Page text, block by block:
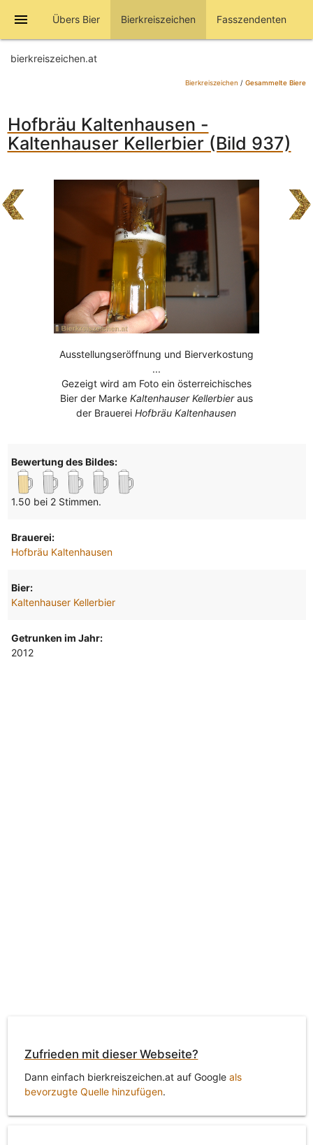
menu Übers Bier Bierkreiszeichen Fasszendenten
bierkreiszeichen.at
Bierkreiszeichen / Gesammelte Biere
Hofbräu Kaltenhausen -
Kaltenhauser Kellerbier (Bild 937)
Ausstellungseröffnung und Bierverkostung
...
Gezeigt wird am Foto ein österreichisches
Bier der Marke Kaltenhauser Kellerbieraus
der BrauereiHofbräu Kaltenhausen
Bewertung des Bildes:
1.50 bei 2 Stimmen.
Brauerei:
Hofbräu Kaltenhausen
Bier:
Kaltenhauser Kellerbier
Getrunken im Jahr:
2012
Zufrieden mit dieser Webseite?
Dann einfach bierkreiszeichen.at auf Google als
bevorzugte Quelle hinzufügen.